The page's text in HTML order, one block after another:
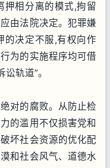
押相分离的模式,拘留
由法院决定。犯罪嫌
的决定不服,有权向作
为的实施程序均可借
轨道”。
对的腐败。从防止检
的滥用不仅损害党和
坏社会资源的优化配
和社会风气、道德水